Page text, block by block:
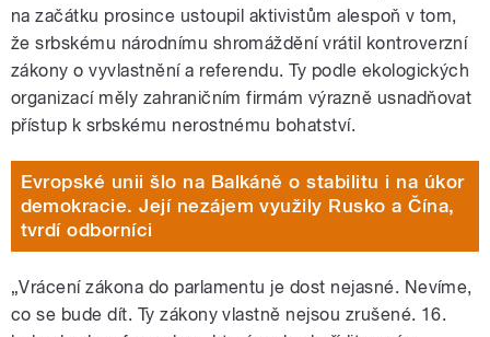
na začátku prosince ustoupil aktivistům alespoň v tom,
že srbskému národnímu shromáždění vrátil kontroverzní
zákony o vyvlastnění a referendu. Ty podle ekologických
organizací měly zahraničním firmám výrazně usnadňovat
přístup k srbskému nerostnému bohatství.
Evropské unii šlo na Balkáně o stabilitu i na úkor
demokracie. Její nezájem využily Rusko a Čína,
tvrdí odborníci
„Vrácení zákona do parlamentu je dost nejasné. Nevíme,
co se bude dít. Ty zákony vlastně nejsou zrušené. 16.